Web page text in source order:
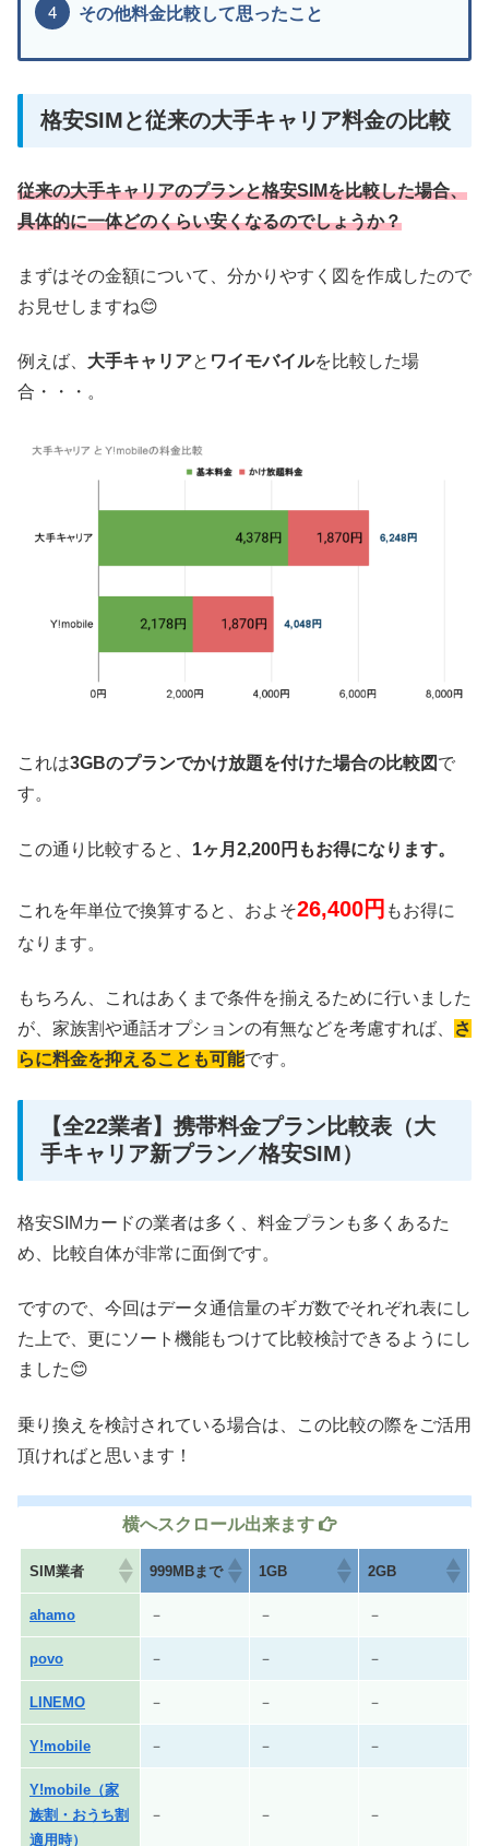
その他料金比較して思ったこと
格安SIMと従来の大手キャリア料金の比較
従来の大手キャリアのプランと格安SIMを比較した場合、
具体的に一体どのくらい安くなるのでしょうか？
まずはその金額について、分かりやすく図を作成したので
お見せしますね😊
例えば、 大手キャリアと ワイモバイルを比較した場
合・・・。
これは3GBのプランでかけ放題を付けた場合の比較図 で
す。
この通り比較すると、 1ヶ月2,200円もお得になります。
これを年単位で換算すると、およそ26,400円 もお得に
なります。
もちろん、これはあくまで条件を揃えるために行いました
が、家族割や通話オプションの有無などを考慮すれば、
さ
らに料金を抑えることも可能です。
【全22業者】携帯料金プラン比較表（大
手キャリア新プラン／格安SIM）
格安SIMカードの業者は多く、料金プランも多くあるた
め、比較自体が非常に面倒です。
ですので、今回はデータ通信量のギガ数でそれぞれ表にし
た上で、更にソート機能もつけて比較検討できるようにし
ました😊
乗り換えを検討されている場合は、この比較の際をご活用
頂ければと思います！
SIM業者 999MBまで 1GB 2GB
ahamo － － －
povo － － －
LINEMO － － －
Y!mobile － － －
Y!mobile（家
族割・おうち割
適用時）
－ － －